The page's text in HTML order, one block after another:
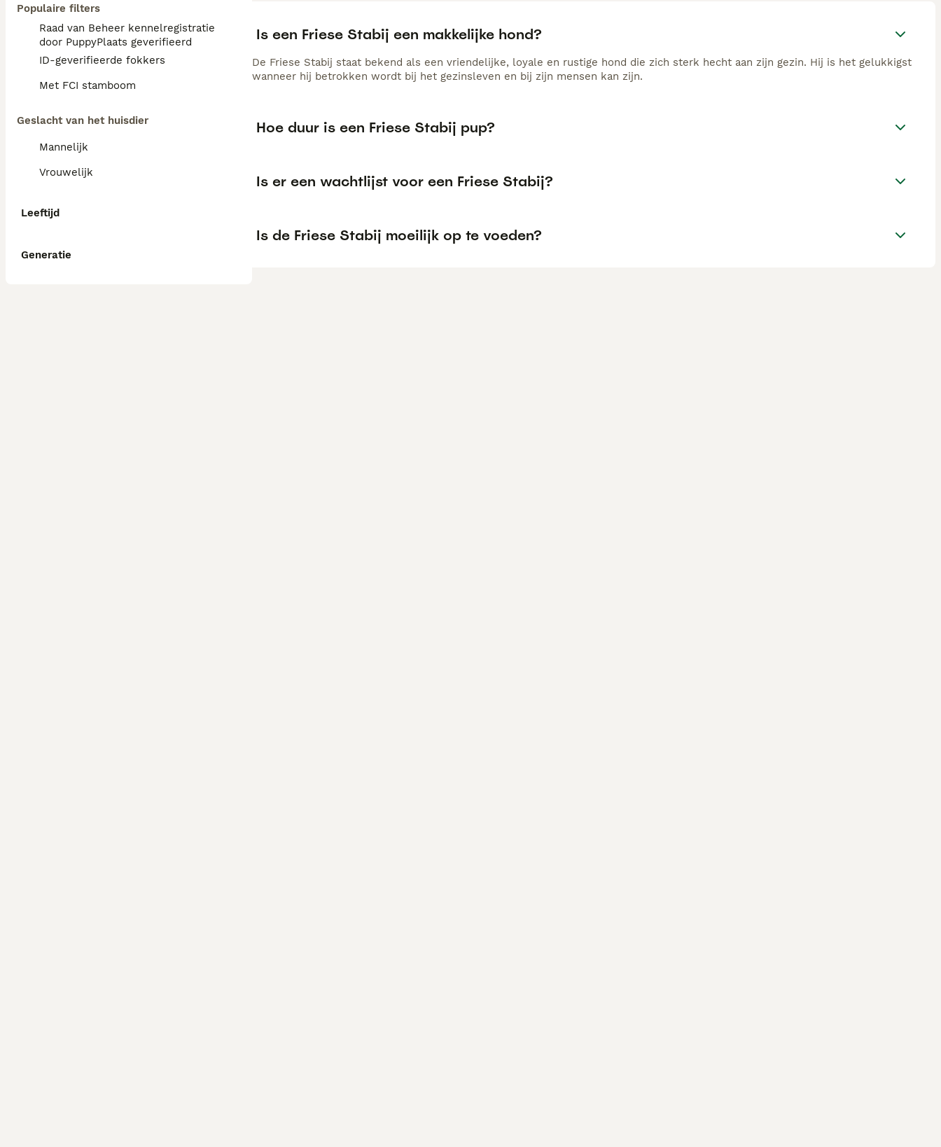
Populaire filters
Raad van Beheer kennelregistratie
door PuppyPlaats geverifieerd
ID-geverifieerde fokkers
Met FCI stamboom
Geslacht van het huisdier
Mannelijk
Vrouwelijk
Leeftijd
Generatie
Is een Friese Stabij een makkelijke hond?
De Friese Stabij staat bekend als een vriendelijke, loyale en rustige hond die zich sterk hecht aan zijn gezin. Hij is het gelukkigst
wanneer hij betrokken wordt bij het gezinsleven en bij zijn mensen kan zijn.
Hoe duur is een Friese Stabij pup?
Is er een wachtlijst voor een Friese Stabij?
Is de Friese Stabij moeilijk op te voeden?